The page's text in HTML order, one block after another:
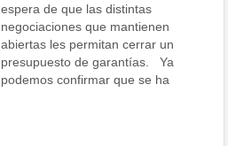
espera de que las distintas
negociaciones que mantienen
abiertas les permitan cerrar un
presupuesto de garantías. Ya
podemos confirmar que se ha